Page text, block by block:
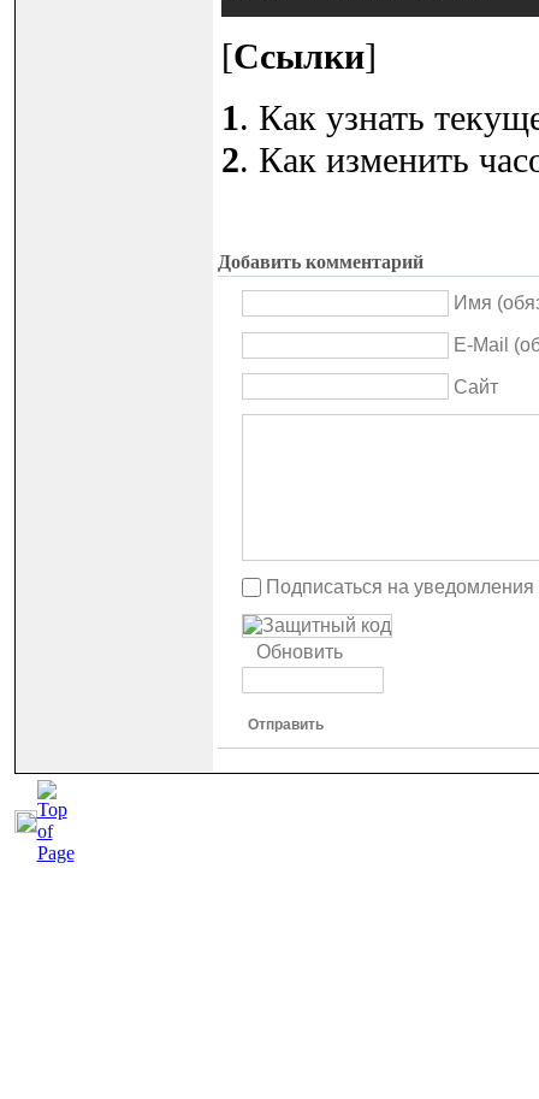
[Ссылки]
1. Как узнать
2. Как изменить
Добавить комментарий
Имя
E-Mail
Сайт
Подписаться на
Обновить
Отправить